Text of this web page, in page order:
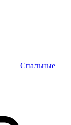
Спальные